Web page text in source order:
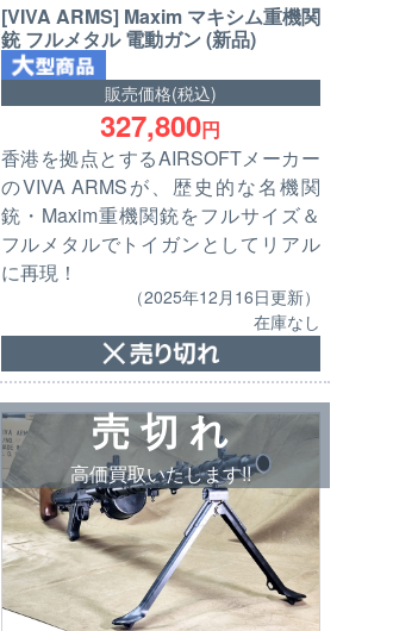
[VIVA ARMS] Maxim マキシム重機関
銃 フルメタル 電動ガン (新品)
販売価格(税込)
327,800円
香港を拠点とするAIRSOFTメーカー
のVIVA ARMSが、歴史的な名機関
銃・Maxim重機関銃をフルサイズ＆
フルメタルでトイガンとしてリアル
に再現！
（2025年12月16日更新）
在庫なし
売 切 れ
高価買取いたします!!